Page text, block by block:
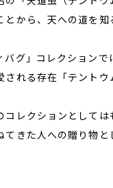
とから、天への道を知
バグ」コレクション
される存在「テントウ
コレクションとして
てきた人への贈り物と